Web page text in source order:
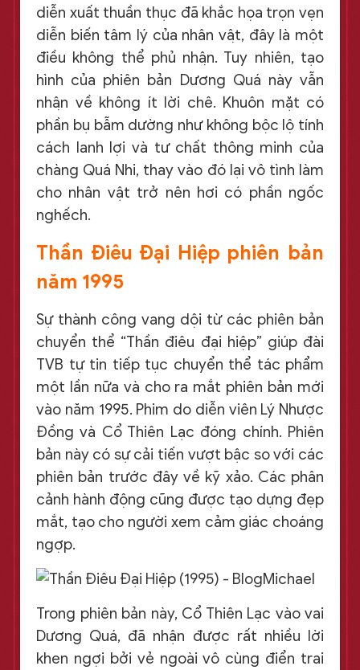
diễn xuất thuần thục đã khắc họa trọn vẹn
diễn biến tâm lý của nhân vật, đây là một
điều không thể phủ nhận. Tuy nhiên, tạo
hình của phiên bản Dương Quá này vẫn
nhận về không ít lời chê. Khuôn mặt có
phần bụ bẫm dường như không bộc lộ tính
cách lanh lợi và tư chất thông minh của
chàng Quá Nhi, thay vào đó lại vô tình làm
cho nhân vật trở nên hơi có phần ngốc
nghếch.
Thần Điêu Đại Hiệp phiên bản
năm 1995
Sự thành công vang dội từ các phiên bản
chuyển thể “Thần điêu đại hiệp” giúp đài
TVB tự tin tiếp tục chuyển thể tác phẩm
một lần nữa và cho ra mắt phiên bản mới
vào năm 1995. Phim do diễn viên Lý Nhược
Đồng và Cổ Thiên Lạc đóng chính. Phiên
bản này có sự cải tiến vượt bậc so với các
phiên bản trước đây về kỹ xảo. Các phân
cảnh hành động cũng được tạo dựng đẹp
mắt, tạo cho người xem cảm giác choáng
ngợp.
Trong phiên bản này, Cổ Thiên Lạc vào vai
Dương Quá, đã nhận được rất nhiều lời
khen ngợi bởi vẻ ngoài vô cùng điển trai